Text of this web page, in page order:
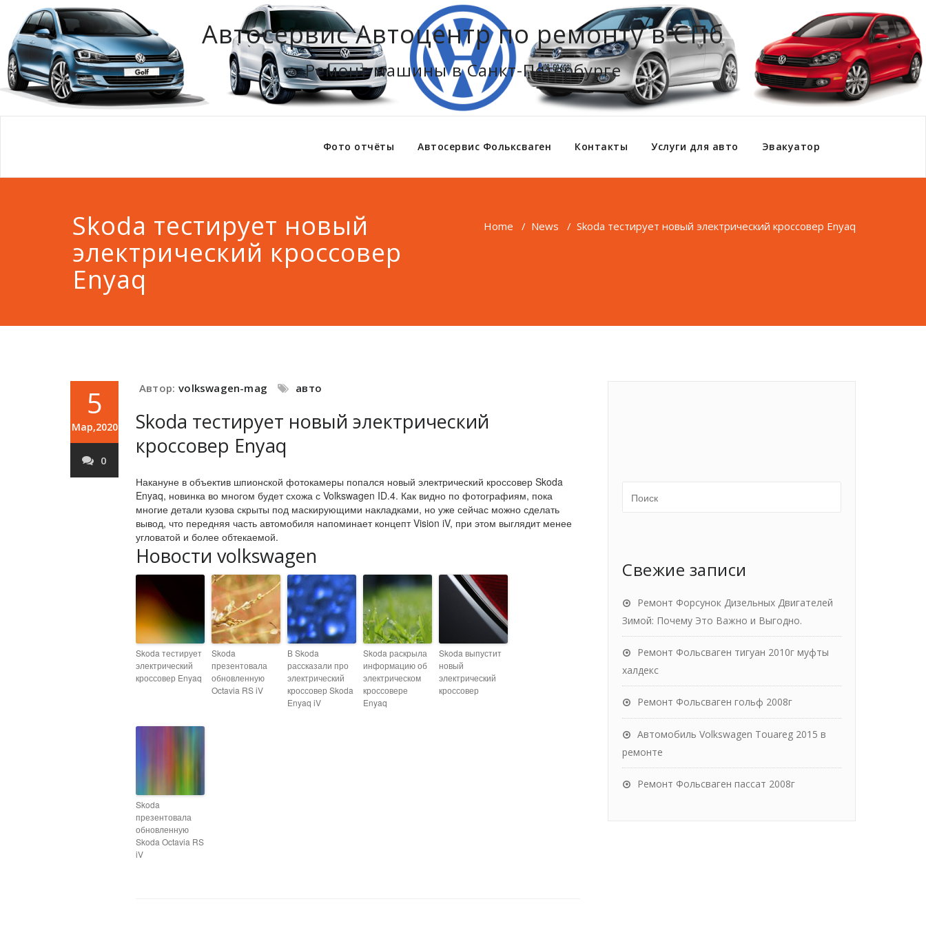
Автосервис Автоцентр по ремонту в СПб
Ремонт машины в Санкт-Петербурге
Фото отчёты Автосервис Фольксваген Контакты Услуги для авто Эвакуатор
Skoda тестирует новый
электрический кроссовер
Enyaq
Home / News / Skoda тестирует новый электрический кроссовер Enyaq
5
Мар,2020
0
Автор: volkswagen-mag авто
Skoda тестирует новый электрический
кроссовер Enyaq
Накануне в объектив шпионской фотокамеры попался новый электрический кроссовер Skoda
Enyaq, новинка во многом будет схожа с Volkswagen ID.4. Как видно по фотографиям, пока
многие детали кузова скрыты под маскирующими накладками, но уже сейчас можно сделать
вывод, что передняя часть автомобиля напоминает концепт Vision iV, при этом выглядит менее
угловатой и более обтекаемой.
Новости volkswagen
Skoda тестирует
электрический
кроссовер Enyaq
Skoda
презентовала
обновленную
Octavia RS iV
В Skoda
рассказали про
электрический
кроссовер Skoda
Enyaq iV
Skoda раскрыла
информацию об
электрическом
кроссовере
Enyaq
Skoda выпустит
новый
электрический
кроссовер
Skoda
презентовала
обновленную
Skoda Octavia RS
iV
Свежие записи
Ремонт Форсунок Дизельных Двигателей
Зимой: Почему Это Важно и Выгодно.
Ремонт Фольсваген тигуан 2010г муфты
халдекс
Ремонт Фольсваген гольф 2008г
Автомобиль Volkswagen Touareg 2015 в
ремонте
Ремонт Фольсваген пассат 2008г